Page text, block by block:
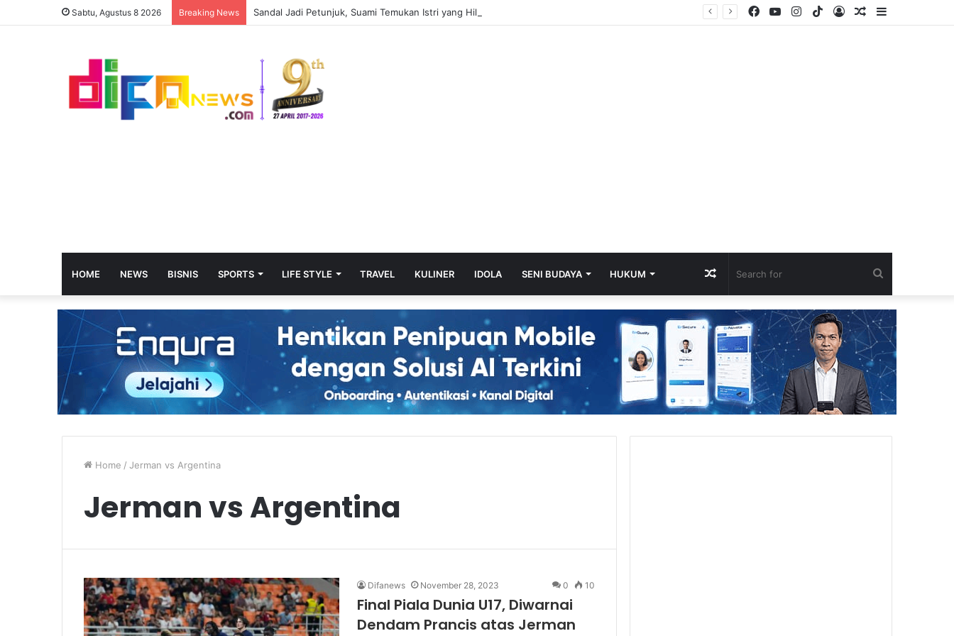
Sabtu, Agustus 8 2026 Breaking News Sandal Jadi Petunjuk, Suami Temukan Istri yang Hilang di Kamar Kos Bersama Pria Lain Sidebar
Random
Log
TikTok
Instagram
YouTube
Facebook
HOME NEWS BISNIS SPORTS LIFE STYLE TRAVEL KULINER IDOLA SENI BUDAYA HUKUM
for
Random
Article
Home / Jerman vs Argentina
Jerman vs Argentina
Difanews November 28, 2023 0 10
Final Piala Dunia U17, Diwarnai
Dendam Prancis atas Jerman